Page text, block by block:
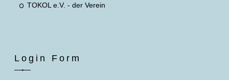
TOKOL e.V. - der Verein
Login Form